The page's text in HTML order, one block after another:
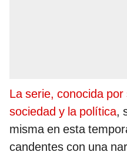
La serie, conocida
sociedad y la política,
misma en esta
candentes con una